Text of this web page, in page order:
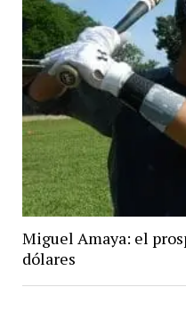
Miguel Amaya: el
dólares